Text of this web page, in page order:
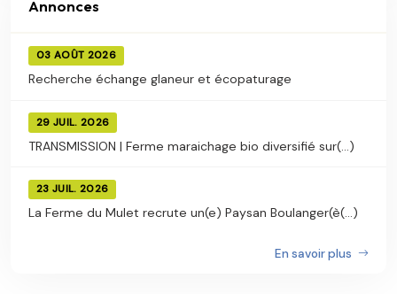
Annonces
03 AOÛT 2026
Recherche échange glaneur et écopaturage
29 JUIL. 2026
TRANSMISSION | Ferme maraichage bio diversifié sur(...)
23 JUIL. 2026
La Ferme du Mulet recrute un(e) Paysan Boulanger(è(...)
En savoir plus